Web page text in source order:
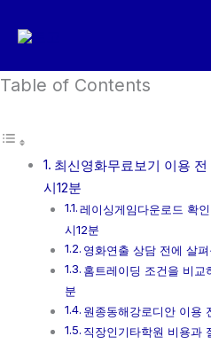
로
너
Table of Contents
최신영화무료보기 이용
시12분
레이싱게임다운로드 확
시12분
영화연출 상담 전에 살
홈트레이딩 조건을 비
분
원종동해강로디안 이용
직장인기타학원 비용과